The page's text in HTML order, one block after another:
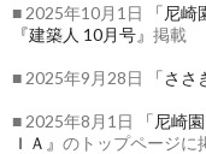
■ 2025年10月1日 「尼
『建築人 10月号』 掲載
■ 2025年9月28日 「さ
■ 2025年8月1日 「尼崎
ＩＡ』 のトップページに